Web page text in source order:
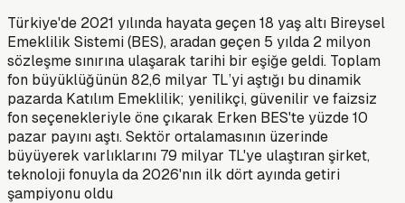
Türkiye'de 2021 yılında hayata geçen 18 yaş altı Bireysel
Emeklilik Sistemi (BES), aradan geçen 5 yılda 2 milyon
sözleşme sınırına ulaşarak tarihi bir eşiğe geldi. Toplam
fon büyüklüğünün 82,6 milyar TL’yi aştığı bu dinamik
pazarda Katılım Emeklilik; yenilikçi, güvenilir ve faizsiz
fon seçenekleriyle öne çıkarak Erken BES'te yüzde 10
pazar payını aştı. Sektör ortalamasının üzerinde
büyüyerek varlıklarını 79 milyar TL'ye ulaştıran şirket,
teknoloji fonuyla da 2026'nın ilk dört ayında getiri
şampiyonu oldu